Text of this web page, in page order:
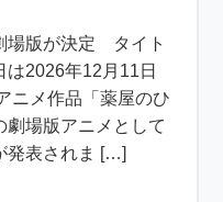
場版が決定 タイト
は2026年12月11日
ニメ作品「薬屋のひ
劇場版アニメとして
発表されま […]